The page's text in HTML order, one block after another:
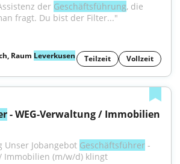
der Geschäftsführung, die
fragt. Du bist der Filter..."
Raum Leverkusen Teilzeit Vollzeit
- WEG-Verwaltung / Immobilien
Unser Jobangebot Geschäftsführer -
Immobilien (m/w/d) klingt